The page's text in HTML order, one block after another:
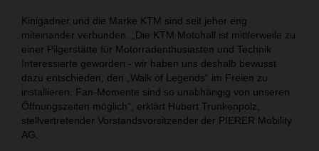
Kinigadner und die Marke KTM sind seit jeher eng
miteinander verbunden. „Die KTM Motohall ist mittlerweile zu
einer Pilgerstätte für Motorradenthusiasten und Technik
Interessierte geworden - wir haben uns deshalb bewusst
dazu entschieden, den „Walk of Legends“ im Freien zu
installieren. Fan-Momente sind so unabhängig von unseren
Öffnungszeiten möglich“, erklärt Hubert Trunkenpolz,
stellvertretender Vorstandsvorsitzender der PIERER Mobility
AG.